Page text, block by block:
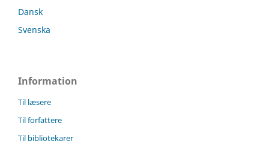
Dansk
Svenska
Information
Til læsere
Til forfattere
Til bibliotekarer